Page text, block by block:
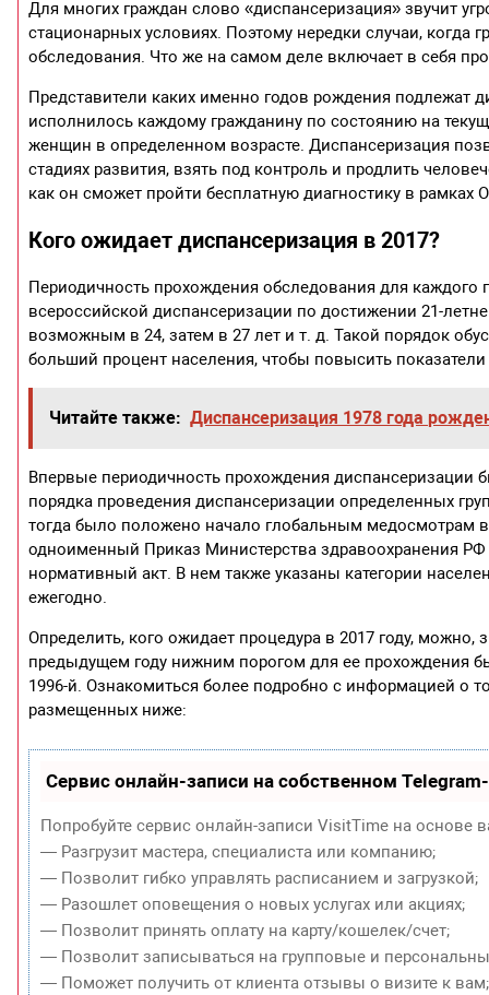
Для многих граждан слово «диспансеризация» звучит
стационарных условиях. Поэтому нередки случаи,
обследования. Что же на самом деле включает в себя
Представители каких именно годов рождения подлежат
исполнилось каждому гражданину по состоянию на
женщин в определенном возрасте. Диспансеризация
стадиях развития, взять под контроль и продлить
как он сможет пройти бесплатную диагностику в рамках
Кого ожидает диспансеризация в 2017?
Периодичность прохождения обследования для
всероссийской диспансеризации по достижении 21-
возможным в 24, затем в 27 лет и т. д. Такой порядок
больший процент населения, чтобы повысить
Читайте также: Диспансеризация 1978 года
Впервые периодичность прохождения
порядка проведения диспансеризации определенных
тогда было положено начало глобальным медосмотрам в
одноименный Приказ Министерства здравоохранения
нормативный акт. В нем также указаны категории
ежегодно.
Определить, кого ожидает процедура в 2017 году, можно,
предыдущем году нижним порогом для ее прохождения
1996-й. Ознакомиться более подробно с информацией о
размещенных ниже:
Сервис онлайн-записи на собственном
Попробуйте сервис онлайн-записи VisitTime на основе
— Разгрузит мастера, специалиста или компанию;
— Позволит гибко управлять расписанием и загрузкой;
— Разошлет оповещения о новых услугах или акциях;
— Позволит принять оплату на карту/кошелек/счет;
— Позволит записываться на групповые и
— Поможет получить от клиента отзывы о визите к вам;